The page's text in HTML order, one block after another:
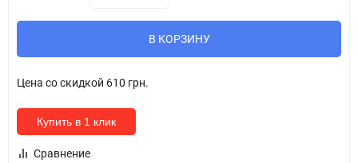
В КОРЗИНУ
Цена со скидкой 610 грн.
Купить в 1 клик
Сравнение